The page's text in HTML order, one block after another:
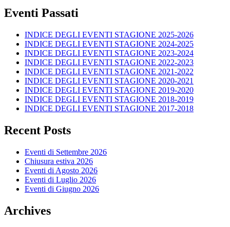
Eventi Passati
INDICE DEGLI EVENTI STAGIONE 2025-2026
INDICE DEGLI EVENTI STAGIONE 2024-2025
INDICE DEGLI EVENTI STAGIONE 2023-2024
INDICE DEGLI EVENTI STAGIONE 2022-2023
INDICE DEGLI EVENTI STAGIONE 2021-2022
INDICE DEGLI EVENTI STAGIONE 2020-2021
INDICE DEGLI EVENTI STAGIONE 2019-2020
INDICE DEGLI EVENTI STAGIONE 2018-2019
INDICE DEGLI EVENTI STAGIONE 2017-2018
Recent Posts
Eventi di Settembre 2026
Chiusura estiva 2026
Eventi di Agosto 2026
Eventi di Luglio 2026
Eventi di Giugno 2026
Archives